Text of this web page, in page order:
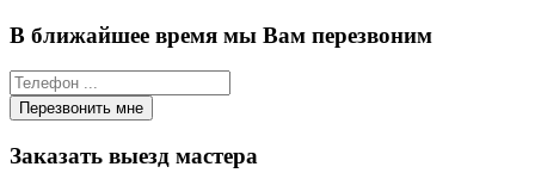
В ближайшее время мы Вам перезвоним
Заказать выезд мастера